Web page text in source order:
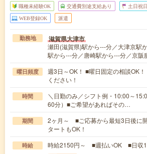
職種未経験OK 交通費別途支給あり 土日祝
WEB登録OK 派遣
勤務地 滋賀県大津市
瀬田(滋賀県)駅から---分／大津京駅
駅から---分／唐崎駅から---分／京阪
曜日頻度
週3日～OK！ ■曜日固定の相談OK
ください！
時間
＼日勤のみ／シフト例・10:00～
60分）■ご希望があればその…
期間
2ヶ月～ ■ご応募から最短3日後に
タートもOK！
時給 時給2150円～ ■週払いOK ■日収1